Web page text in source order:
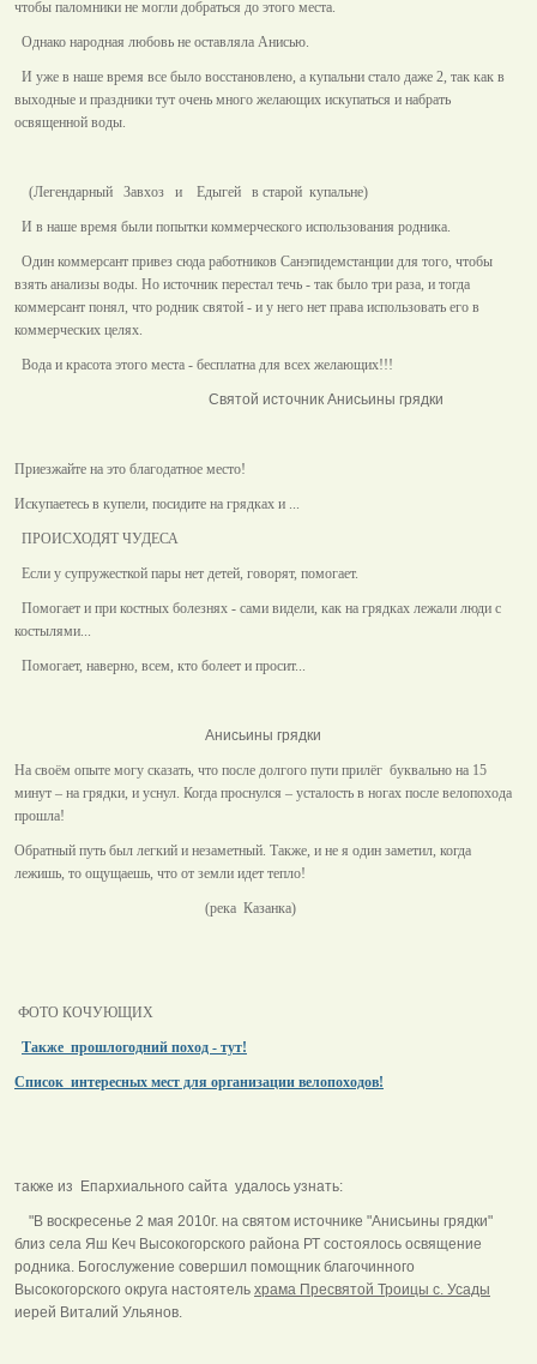
чтобы паломники не могли добраться до этого места.
Однако народная любовь не оставляла Анисью.
И уже в наше время все было восстановлено, а купальни стало даже 2, так как в
выходные и праздники тут очень много желающих искупаться и набрать
освященной воды.
(Легендарный Завхоз и Едыгей в старой купальне)
И в наше время были попытки коммерческого использования родника.
Один коммерсант привез сюда работников Санэпидемстанции для того, чтобы
взять анализы воды. Но источник перестал течь - так было три раза, и тогда
коммерсант понял, что родник святой - и у него нет права использовать его в
коммерческих целях.
Вода и красота этого места - бесплатна для всех желающих!!!
Святой источник Анисьины грядки
Приезжайте на это благодатное место!
Искупаетесь в купели, посидите на грядках и ...
ПРОИСХОДЯТ ЧУДЕСА
Если у супружесткой пары нет детей, говорят, помогает.
Помогает и при костных болезнях - сами видели, как на грядках лежали люди с
костылями...
Помогает, наверно, всем, кто болеет и просит...
Анисьины грядки
На своём опыте могу сказать, что после долгого пути прилёг буквально на 15
минут – на грядки, и уснул. Когда проснулся – усталость в ногах после велопохода
прошла!
Обратный путь был легкий и незаметный. Также, и не я один заметил, когда
лежишь, то ощущаешь, что от земли идет тепло!
(река Казанка)
ФОТО КОЧУЮЩИХ
Также прошлогодний поход - тут!
Список интересных мест для организации велопоходов!
также из Епархиального сайта удалось узнать:
"В воскресенье 2 мая 2010г. на святом источнике "Анисьины грядки"
близ села Яш Кеч Высокогорского района РТ состоялось освящение
родника. Богослужение совершил помощник благочинного
Высокогорского округа настоятель храма Пресвятой Троицы с. Усады
иерей Виталий Ульянов.